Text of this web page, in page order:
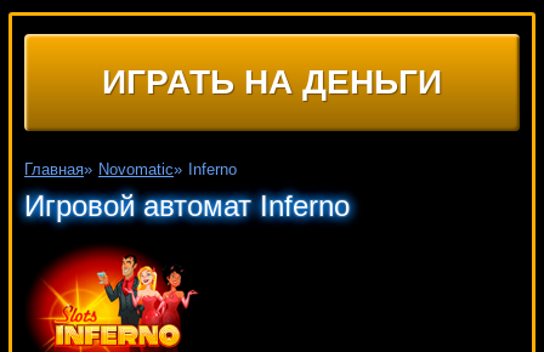
ИГРАТЬ НА ДЕНЬГИ
Главная» Novomatic» Inferno
Игровой автомат Inferno